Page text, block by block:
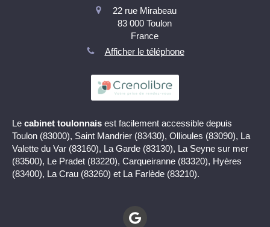
22 rue Mirabeau
83 000 Toulon
France
Afficher le téléphone
Le cabinet toulonnais est facilement accessible depuis
Toulon (83000), Saint Mandrier (83430), Ollioules (83090), La
Valette du Var (83160), La Garde (83130), La Seyne sur mer
(83500), Le Pradet (83220), Carqueiranne (83320), Hyères
(83400), La Crau (83260) et La Farlède (83210).